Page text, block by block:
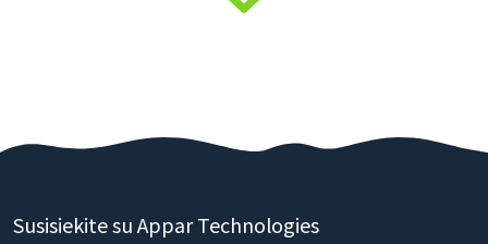
Susisiekite su Appar Technologies